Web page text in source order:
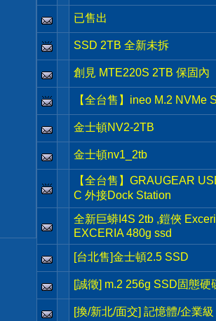
已售出
SSD 2TB 全新未拆
創見 MTE220S 2TB 保固內
【全台售】ineo M.2 NVMe
金士頓NV2-2TB
金士頓nv1_2tb
【全台售】GRAUGEAR
C 外接Dock Station
全新巨蟒I4S 2tb ,鎧俠
EXCERIA 480g ssd
[台北售]金士頓2.5 SSD
[誠徵] m.2 256g SSD固態硬
[換/新北/面交] 記憶體/企業